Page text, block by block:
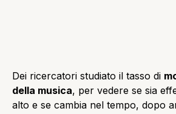
Dei ricercatori studiato il tasso di
della musica, per vedere se sia
alto e se cambia nel tempo, dopo